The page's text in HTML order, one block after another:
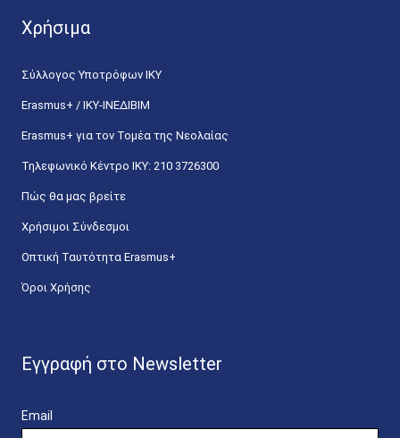
Χρήσιμα
Σύλλογος Υποτρόφων ΙΚΥ
Erasmus+ / ΙΚΥ-ΙΝΕΔΙΒΙΜ
Erasmus+ για τον Τομέα της Νεολαίας
Τηλεφωνικό Κέντρο IKY: 210 3726300
Πώς θα μας βρείτε
Χρήσιμοι Σύνδεσμοι
Οπτική Ταυτότητα Erasmus+
Όροι Χρήσης
Εγγραφή στο Newsletter
Email